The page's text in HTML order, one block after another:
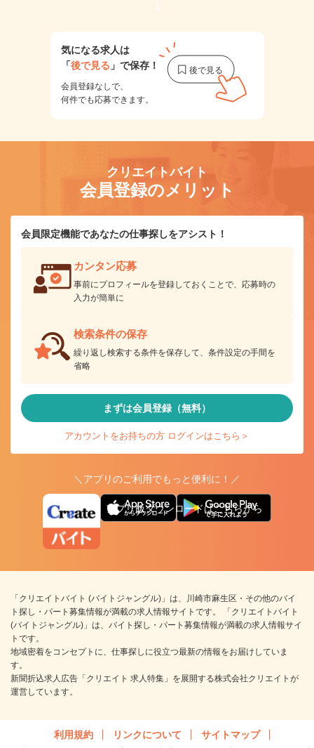
1
気になる求人は
「後で見る 」で保存！
会員登録なしで、
何件でも応募できます。
クリエイトバイト
会員登録のメリット
会員限定機能であなたの仕事探しをアシスト！
カンタン応募
事前にプロフィールを登録しておくことで、応募時の
入力が簡単に
検索条件の保存
繰り返し検索する条件を保存して、条件設定の手間を
省略
まずは会員登録（無料）
アカウントをお持ちの方 ログインはこちら＞
＼アプリのご利用でもっと便利に！／
アプリ版ダウンロードはこちらから
「クリエイトバイト (バイトジャングル)」は、川崎市麻生区・その他のバイ
ト探し・パート募集情報が満載の求人情報サイトです。 「クリエイトバイト
(バイトジャングル)」は、バイト探し・パート募集情報が満載の求人情報サイ
トです。
地域密着をコンセプトに、仕事探しに役立つ最新の情報をお届けしていま
す。
新聞折込求人広告「クリエイト 求人特集」を展開する株式会社クリエイトが
運営しています。
利用規約 リンクについて
サイトマップ